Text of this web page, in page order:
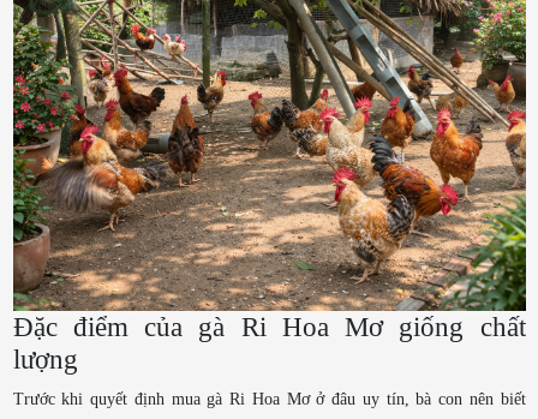
Đặc điểm của gà Ri Hoa Mơ giống chất
lượng
Trước khi quyết định mua gà Ri Hoa Mơ ở đâu uy tín, bà con nên biết